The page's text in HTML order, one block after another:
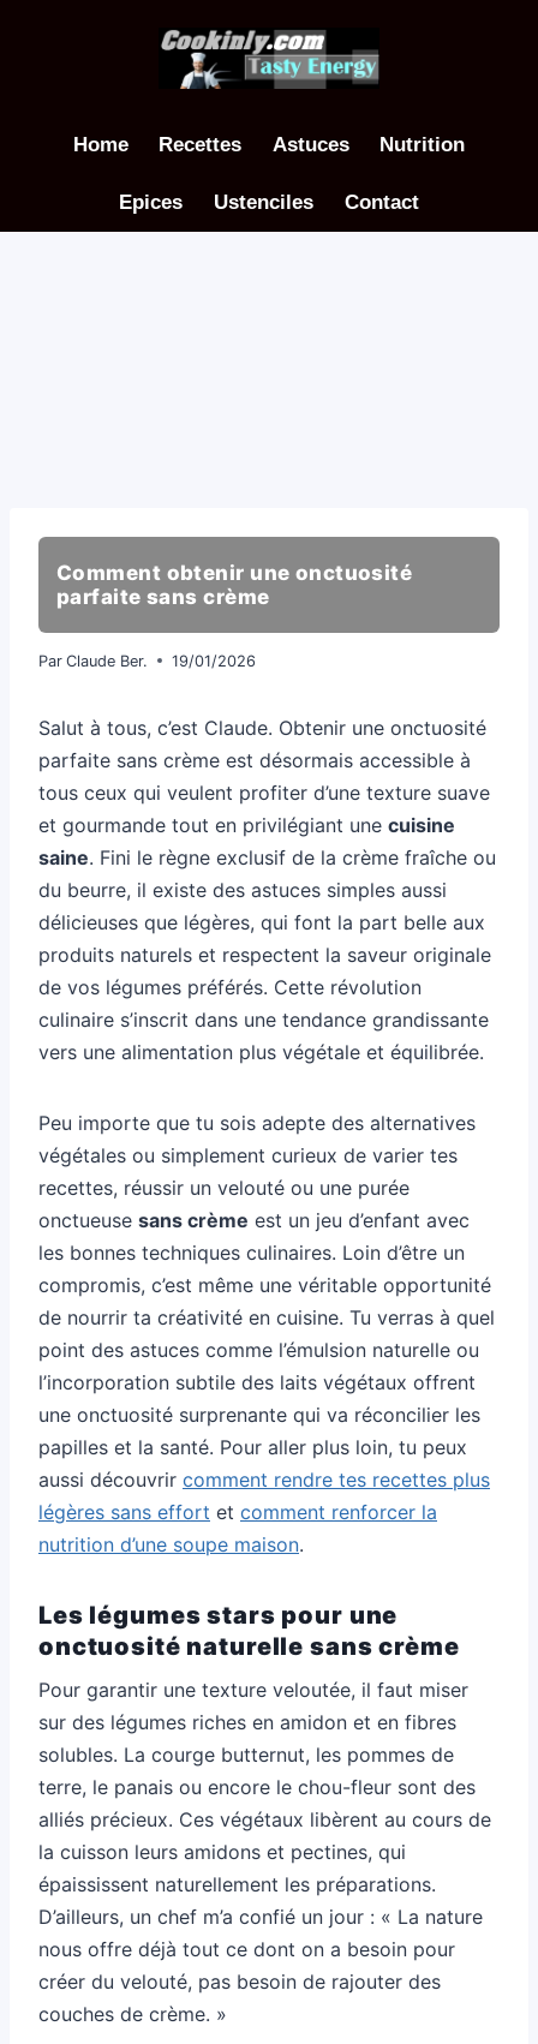
Home Recettes Astuces Nutrition
Epices Ustenciles Contact
Comment obtenir une onctuosité
parfaite sans crème
Par Claude Ber. 19/01/2026
Salut à tous, c’est Claude. Obtenir une onctuosité
parfaite sans crème est désormais accessible à
tous ceux qui veulent profiter d’une texture suave
et gourmande tout en privilégiant une cuisine
saine. Fini le règne exclusif de la crème fraîche ou
du beurre, il existe des astuces simples aussi
délicieuses que légères, qui font la part belle aux
produits naturels et respectent la saveur originale
de vos légumes préférés. Cette révolution
culinaire s’inscrit dans une tendance grandissante
vers une alimentation plus végétale et équilibrée.
Peu importe que tu sois adepte des alternatives
végétales ou simplement curieux de varier tes
recettes, réussir un velouté ou une purée
onctueuse sans crème est un jeu d’enfant avec
les bonnes techniques culinaires. Loin d’être un
compromis, c’est même une véritable opportunité
de nourrir ta créativité en cuisine. Tu verras à quel
point des astuces comme l’émulsion naturelle ou
l’incorporation subtile des laits végétaux offrent
une onctuosité surprenante qui va réconcilier les
papilles et la santé. Pour aller plus loin, tu peux
aussi découvrir comment rendre tes recettes plus
légères sans effort et comment renforcer la
nutrition d’une soupe maison.
Les légumes stars pour une
onctuosité naturelle sans crème
Pour garantir une texture veloutée, il faut miser
sur des légumes riches en amidon et en fibres
solubles. La courge butternut, les pommes de
terre, le panais ou encore le chou-fleur sont des
alliés précieux. Ces végétaux libèrent au cours de
la cuisson leurs amidons et pectines, qui
épaississent naturellement les préparations.
D’ailleurs, un chef m’a confié un jour : « La nature
nous offre déjà tout ce dont on a besoin pour
créer du velouté, pas besoin de rajouter des
couches de crème. »